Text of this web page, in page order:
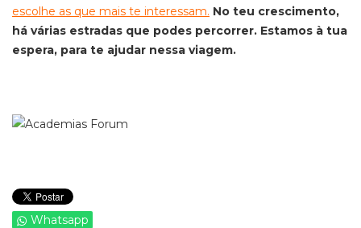
escolhe as que mais te interessam. No teu crescimento,
há várias estradas que podes percorrer. Estamos à tua
espera, para te ajudar nessa viagem.
Whatsapp